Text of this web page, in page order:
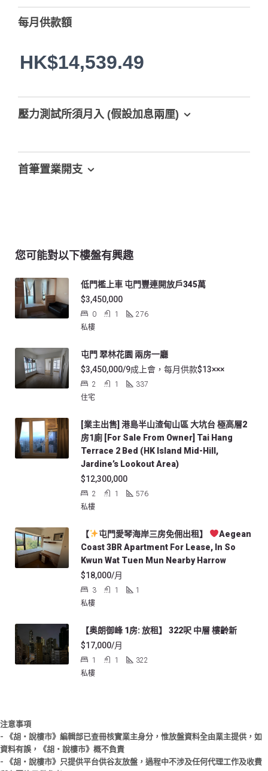
每月供款額
HK$14,539.49
壓力測試所須月入 (假設加息兩厘)
首筆置業開支
您可能對以下樓盤有興趣
低門檻上車 屯門豐連開放戶345萬
$3,450,000
0 1
276
私樓
屯門 翠林花園 兩房一廳
$3,450,000/9成上會，每月供款$13×××
2 1
337
住宅
[業主出售] 港島半山渣甸山區 大坑台 極高層2
房1廁 [For Sale From Owner] Tai Hang
Terrace 2 Bed (HK Island Mid-Hill,
Jardine’s Lookout Area)
$12,300,000
2 1
576
私樓
【 屯門愛琴海岸三房免佣出租】
Aegean
Coast 3BR Apartment For Lease, In So
Kwun Wat Tuen Mun Nearby Harrow
$18,000/月
3 1
1
私樓
【奥朗御峰 1房: 放租】 322呎 中層 樓齡新
$17,000/月
1 1
322
私樓
注意事項
- 《胡‧說樓市》編輯部已查冊核實業主身分，惟放盤資料全由業主提供，如
資料有誤，《胡‧說樓市》概不負責
- 《胡‧說樓市》只提供平台供谷友放盤，過程中不涉及任何代理工作及收費